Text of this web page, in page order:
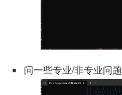
问一些专业/非专业问题